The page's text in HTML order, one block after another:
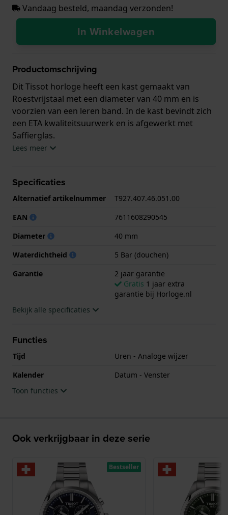
Vandaag besteld, maandag verzonden!
In Winkelwagen
Productomschrijving
Dit Tissot horloge heeft een kast gemaakt van
Roestvrijstaal met een diameter van 40 mm en is
voorzien van een leren band. In de kast bevindt zich
een ETA kwaliteitsuurwerk en is afgewerkt met
Saffierglas.
horloge geleverd met 2 jaar garantie.
Lees meer
Specificaties
Alternatief artikelnummer
T927.407.46.051.00
EAN
7611608290545
Diameter
40 mm
Waterdichtheid
5 Bar (douchen)
Garantie
2 jaar garantie
Gratis 1 jaar extra
garantie bij Horloge.nl
Bekijk alle specificaties
Functies
Tijd
Uren - Analoge wijzer
Kalender
Datum - Venster
Toon functies
Ook verkrijgbaar in deze serie
Bestseller